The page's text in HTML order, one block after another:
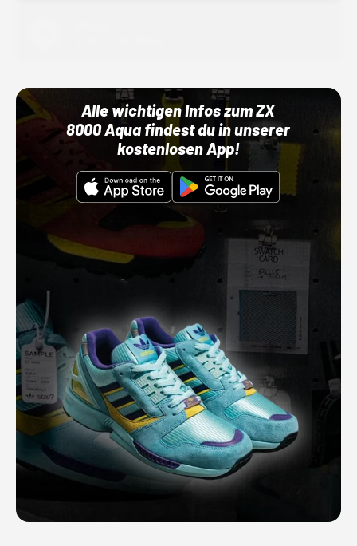
Alle wichtigen Infos zum ZX
8000 Aqua findest du in unserer
kostenlosen App!